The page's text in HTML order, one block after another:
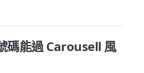
碼能過 Carousell 風